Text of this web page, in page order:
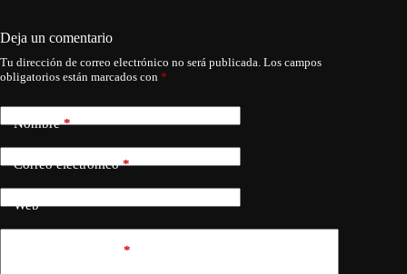
Deja un comentario
Tu dirección de correo electrónico no será publicada. Los campos
obligatorios están marcados con *
Nombre*
Correo electrónico*
Web
*